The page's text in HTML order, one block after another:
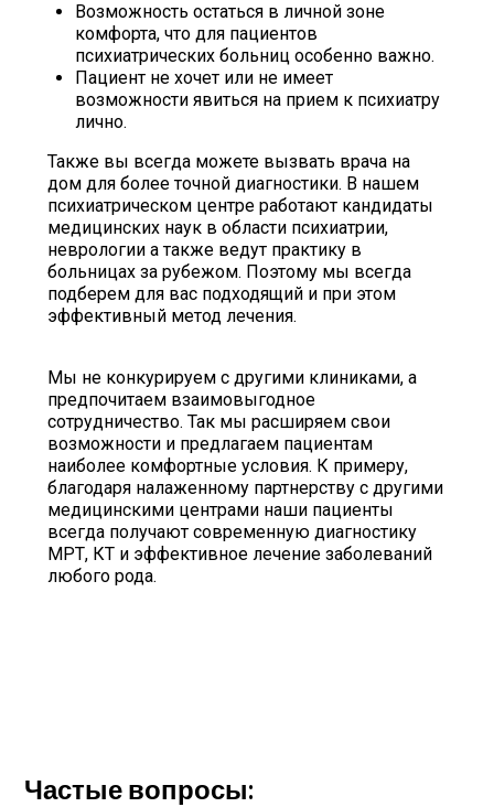
Возможность остаться в личной зоне
комфорта, что для пациентов
психиатрических больниц особенно важно.
Пациент не хочет или не имеет
возможности явиться на прием к психиатру
лично.
Также вы всегда можете вызвать врача на
дом для более точной диагностики. В нашем
психиатрическом центре работают кандидаты
медицинских наук в области психиатрии,
неврологии а также ведут практику в
больницах за рубежом. Поэтому мы всегда
подберем для вас подходящий и при этом
эффективный метод лечения.
Мы не конкурируем с другими клиниками, а
предпочитаем взаимовыгодное
сотрудничество. Так мы расширяем свои
возможности и предлагаем пациентам
наиболее комфортные условия. К примеру,
благодаря налаженному партнерству с другими
медицинскими центрами наши пациенты
всегда получают современную диагностику
МРТ, КТ и эффективное лечение заболеваний
любого рода.
Частые вопросы: